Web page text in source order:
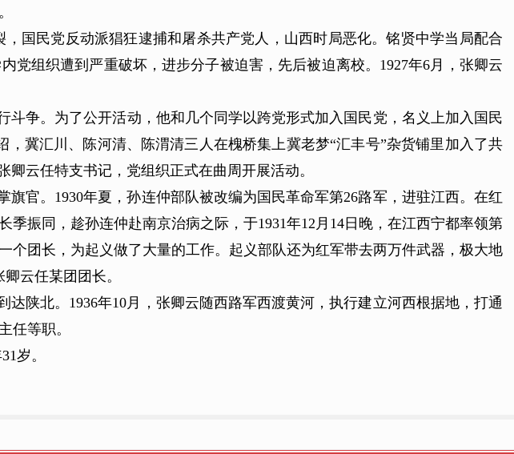
国民党反动派猖狂逮捕和屠杀共产党人，山西时局恶化。铭贤中学当局配合
组织遭到严重破坏，进步分子被迫害，先后被迫离校。1927年6月，张卿云
争。为了公开活动，他和几个同学以跨党形式加入国民党，名义上加入国民
冀汇川、陈河清、陈渭清三人在槐桥集上冀老梦“汇丰号”杂货铺里加入了共
云任特支书记，党组织正式在曲周开展活动。
官。1930年夏，孙连仲部队被改编为国民革命军第26路军，进驻江西。在红
振同，趁孙连仲赴南京治病之际，于1931年12月14日晚，在江西宁都率领第
团长，为起义做了大量的工作。起义部队还为红军带去两万件武器，极大地
云任某团团长。
陕北。1936年10月，张卿云随西路军西渡黄河，执行建立河西根据地，打通
任等职。
岁。